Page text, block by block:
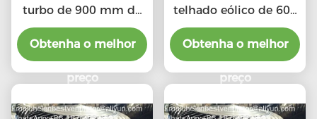
turbo de 900 mm de
grande porte, movido
pelo vento, para
oficina de aço
inoxidável
Obtenha o melhor
preço
telhado eólico de 600
mm para oficina de
aço inoxidável
Obtenha o melhor
preço